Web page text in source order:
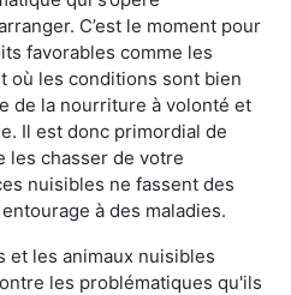
C’est le moment pour
favorables comme les
où les conditions sont bien
de la nourriture à volonté et
Il est donc primordial de
les chasser de votre
nuisibles ne fassent des
à des maladies.
et les animaux nuisibles
les problématiques qu'ils